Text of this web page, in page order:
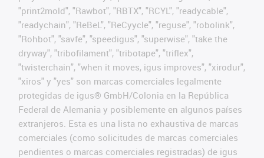
"print2mold", "Rawbot", "RBTX", "RCYL", "readycable",
"readychain", "ReBeL", "ReCyycle", "reguse", "robolink",
"Rohbot", "savfe", "speedigus", "superwise", "take the
dryway", "tribofilament", "tribotape", "triflex",
"twisterchain", "when it moves, igus improves", "xirodur",
"xiros" y "yes" son marcas comerciales legalmente
protegidas de igus® GmbH/Colonia en la República
Federal de Alemania y posiblemente en algunos países
extranjeros. Esta es una lista no exhaustiva de marcas
comerciales (como solicitudes de marcas comerciales
pendientes o marcas comerciales registradas) de igus